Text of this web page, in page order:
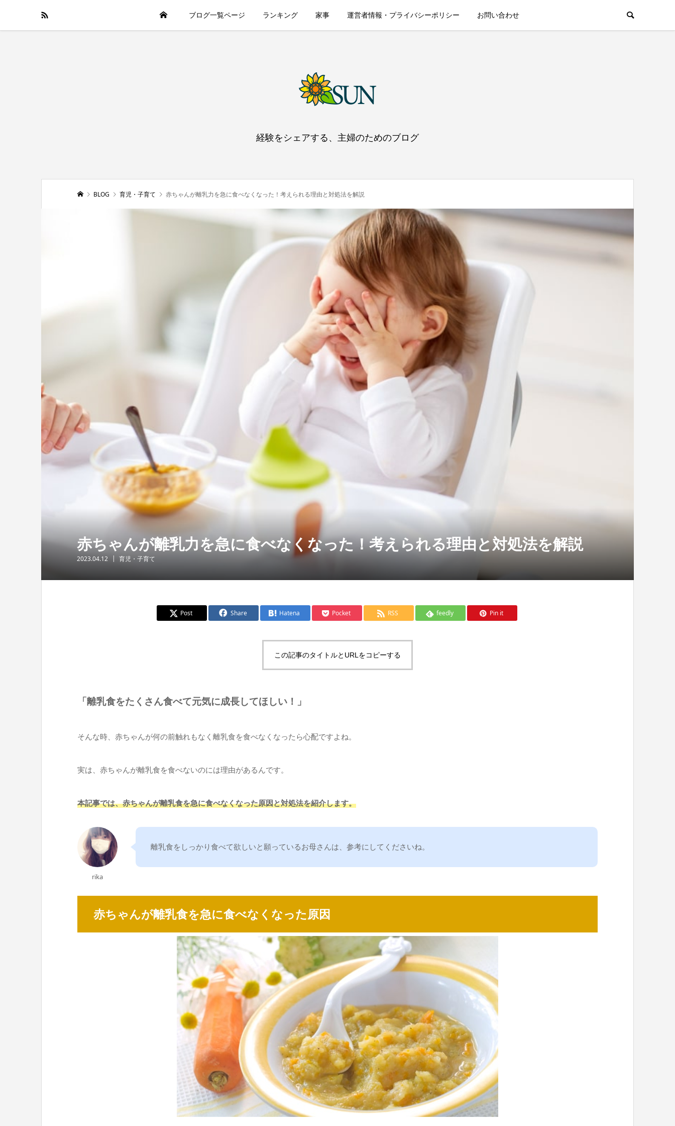
ブログ一覧ページ ランキング 家事 運営者情報・プライバシーポリシー お問い合わせ
経験をシェアする、主婦のためのブログ
BLOG 育児・子育て 赤ちゃんが離乳力を急に食べなくなった！考えられる理由と対処法を解説
赤ちゃんが離乳力を急に食べなくなった！考えられる理由と対処法を解説
2023.04.12 育児・子育て
Post Share Hatena Pocket RSS feedly Pin it
この記事のタイトルとURLをコピーする
「離乳食をたくさん食べて元気に成長してほしい！」
そんな時、赤ちゃんが何の前触れもなく離乳食を食べなくなったら心配ですよね。
実は、赤ちゃんが離乳食を食べないのには理由があるんです。
本記事では、赤ちゃんが離乳食を急に食べなくなった原因と対処法を紹介します。
rika
離乳食をしっかり食べて欲しいと願っているお母さんは、参考にしてくださいね。
赤ちゃんが離乳食を急に食べなくなった原因